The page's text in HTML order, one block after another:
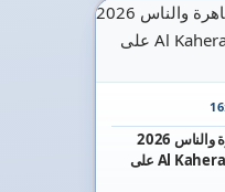
تردد قنوات القاهرة والناس 2026
الجديد Al Kahera Wal Nas على